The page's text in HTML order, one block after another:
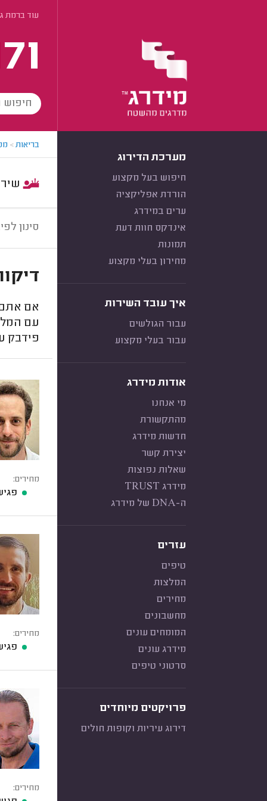
עוד ברמת
מערכת הדירוג
חיפוש בעל מקצוע
הורדת אפליקציה
ערים במידרג
אינדקס חוות דעת
תמונות
מחירון בעלי מקצוע
איך עובד השירות
עבור הגולשים
עבור בעלי מקצוע
אודות מידרג
מי אנחנו
מהתקשורת
חדשות מידרג
יצירת קשר
שאלות נפוצות
מידרג TRUST
ה-DNA של מידרג
עזרים
טיפים
המלצות
מחירים
מחשבונים
המומחים עונים
מידרג עונים
סרטוני טיפים
פרויקטים מיוחדים
דירוג עיריות וקופות חולים
בריאות>
סינון
אם אתם
עם
פידבק
מחירים:
מחירים:
מחירים: